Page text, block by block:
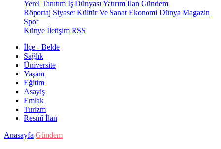
Yerel Tanıtım İş Dünyası Yatırım İlan Gündem
Röportaj Siyaset Kültür Ve Sanat Ekonomi Dünya Magazin
Spor
Künye İletişim RSS
İlçe - Belde
Sağlık
Üniversite
Yaşam
Eğitim
Asayiş
Emlak
Turizm
Resmî İlan
Anasayfa Gündem